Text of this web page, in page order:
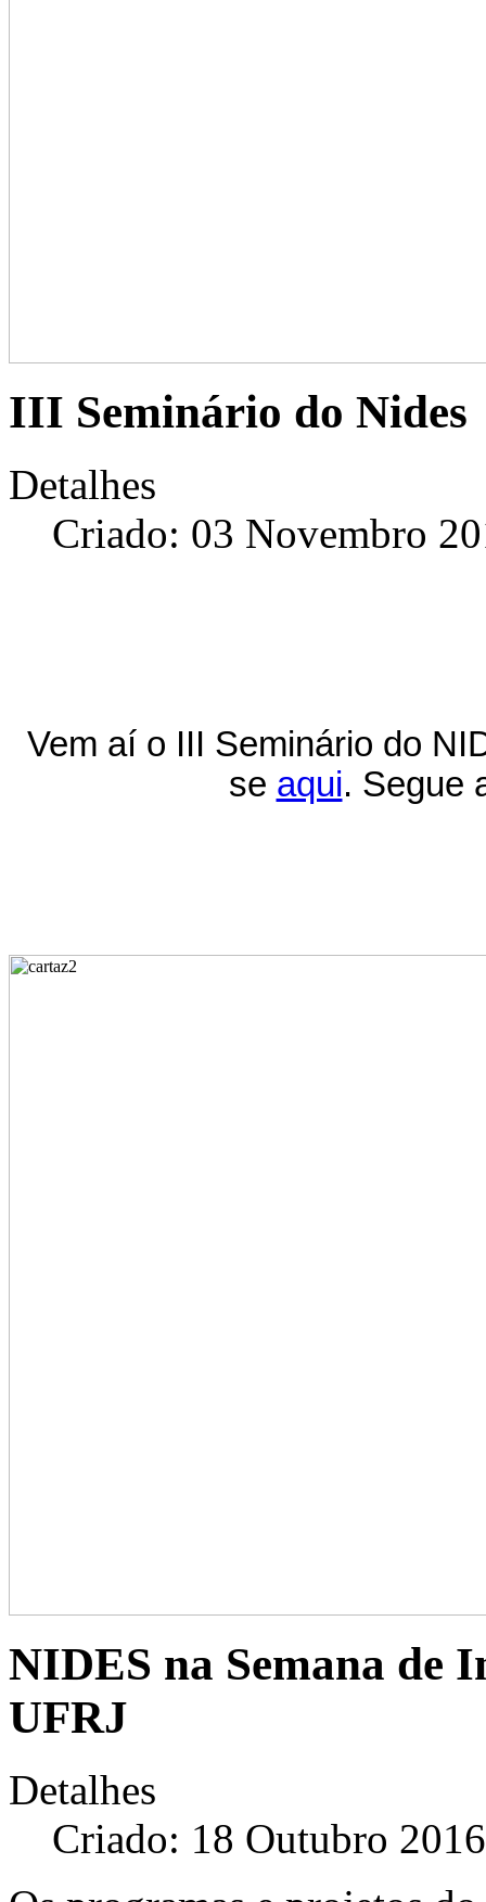
III Seminário do Nides
Detalhes
Criado: 03 Novembro
Vem aí o III Seminário do
se aqui. Segue
NIDES na Semana de
UFRJ
Detalhes
Criado: 18 Outubro 2016